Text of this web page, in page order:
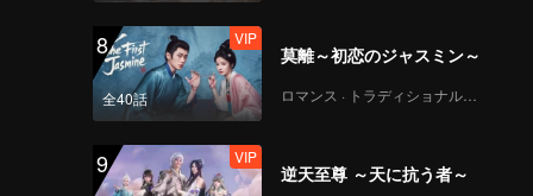
8
全40話
VIP
莫離～初恋のジャスミン～
ロマンス · トラディショナル・コスチューム
9 VIP
逆天至尊 ～天に抗う者～